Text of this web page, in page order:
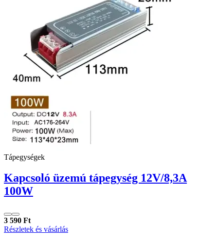
Tápegységek
Kapcsoló üzemú tápegység 12V/8,3A
100W
3 590 Ft
Részletek és vásárlás